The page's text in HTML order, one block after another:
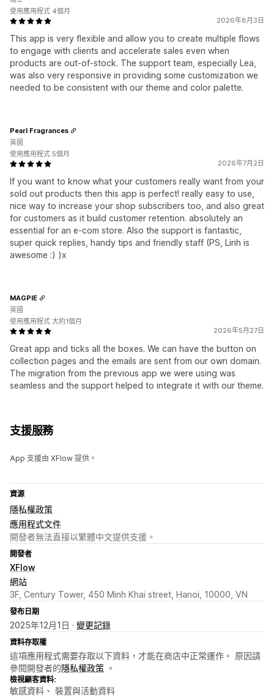
2026年8月3日
This app is very flexible and allow you to create multiple flows
to engage with clients and accelerate sales even when
products are out-of-stock. The support team, especially Lea,
was also very responsive in providing some customization we
needed to be consistent with our theme and color palette.
使用應用程式 4個月
2026年7月2日
If you want to know what your customers really want from your
sold out products then this app is perfect! really easy to use,
nice way to increase your shop subscribers too, and also great
for customers as it build customer retention. absolutely an
essential for an e-com store. Also the support is fantastic,
super quick replies, handy tips and friendly staff (PS, Linh is
awesome :) )x
Pearl Fragrances
英國
使用應用程式 5個月
2026年5月27日
Great app and ticks all the boxes. We can have the button on
collection pages and the emails are sent from our own domain.
The migration from the previous app we were using was
seamless and the support helped to integrate it with our theme.
MAGPIE
英國
使用應用程式 大約1個月
支援服務
App 支援由 XFlow 提供。
資源
隱私權政策
應用程式文件
開發者無法直接以繁體中文提供支援。
開發者
XFlow
網站
3F, Century Tower, 450 Minh Khai street, Hanoi, 10000, VN
發布日期
2025年12月1日 · 變更記錄
資料存取權
這項應用程式需要存取以下資料，才能在商店中正常運作。 原因請
參閱開發者的隱私權政策 。
檢視顧客資料:
敏感資料、 裝置與活動資料